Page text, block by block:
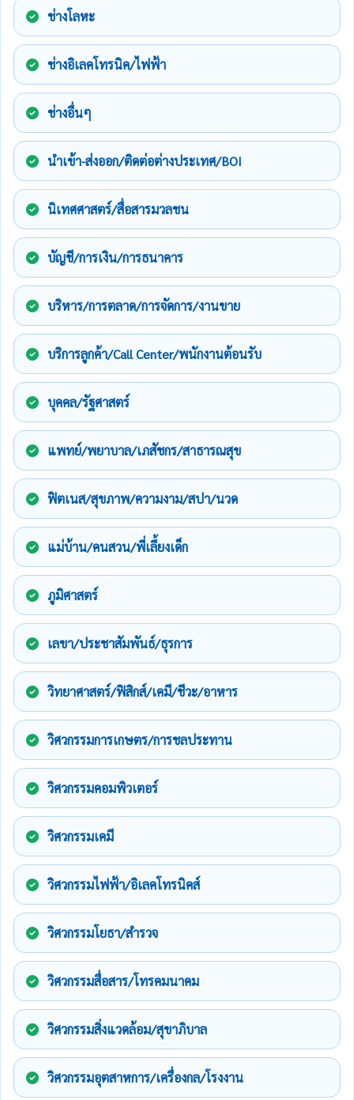
ช่างโลหะ
ช่างอิเลคโทรนิค/ไฟฟ้า
ช่างอื่นๆ
นำเข้า-ส่งออก/ติดต่อต่างประเทศ/BOI
นิเทศศาสตร์/สื่อสารมวลชน
บัญชี/การเงิน/การธนาคาร
บริหาร/การตลาด/การจัดการ/งานขาย
บริการลูกค้า/Call Center/พนักงานต้อนรับ
บุคคล/รัฐศาสตร์
แพทย์/พยาบาล/เภสัชกร/สาธารณสุข
ฟิตเนส/สุขภาพ/ความงาม/สปา/นวด
แม่บ้าน/คนสวน/พี่เลี้ยงเด็ก
ภูมิศาสตร์
เลขา/ประชาสัมพันธ์/ธุรการ
วิทยาศาสตร์/ฟิสิกส์/เคมี/ชีวะ/อาหาร
วิศวกรรมการเกษตร/การชลประทาน
วิศวกรรมคอมพิวเตอร์
วิศวกรรมเคมี
วิศวกรรมไฟฟ้า/อิเลคโทรนิคส์
วิศวกรรมโยธา/สำรวจ
วิศวกรรมสื่อสาร/โทรคมนาคม
วิศวกรรมสิ่งแวดล้อม/สุขาภิบาล
วิศวกรรมอุตสาหการ/เครื่องกล/โรงงาน